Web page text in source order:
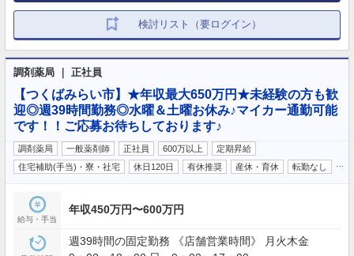
検討リスト（要ログイン）
調剤薬局 ｜ 正社員
【つくばみらい市】★年収最大650万円★未経験の方も歓
迎◎週39時間勤務◎水曜＆土曜お休み♪マイカー通勤可能
です！！ご応募お待ちしております♪
調剤薬局 一般薬剤師 正社員 600万以上
定期昇給
住宅補助(手当)・寮・社宅
休日120日 有休推奨 産休・育休 転勤なし
給与・手当
年収450万円〜600万円
週39時間の固定勤務 《店舗営業時間》 月火木金